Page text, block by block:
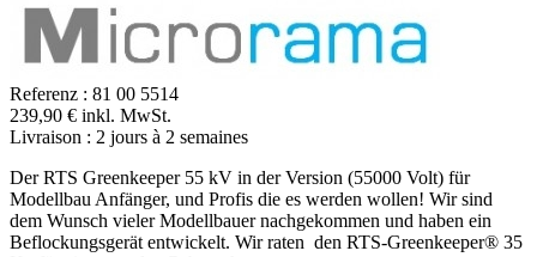
Referenz : 81 00 5514
239,90 € inkl. MwSt.
Livraison : 2 jours à 2 semaines
Der RTS Greenkeeper 55 kV in der Version (55000 Volt) für
Modellbau Anfänger, und Profis die es werden wollen! Wir sind
dem Wunsch vieler Modellbauer nachgekommen und haben ein
Beflockungsgerät entwickelt. Wir raten den RTS-Greenkeeper® 35